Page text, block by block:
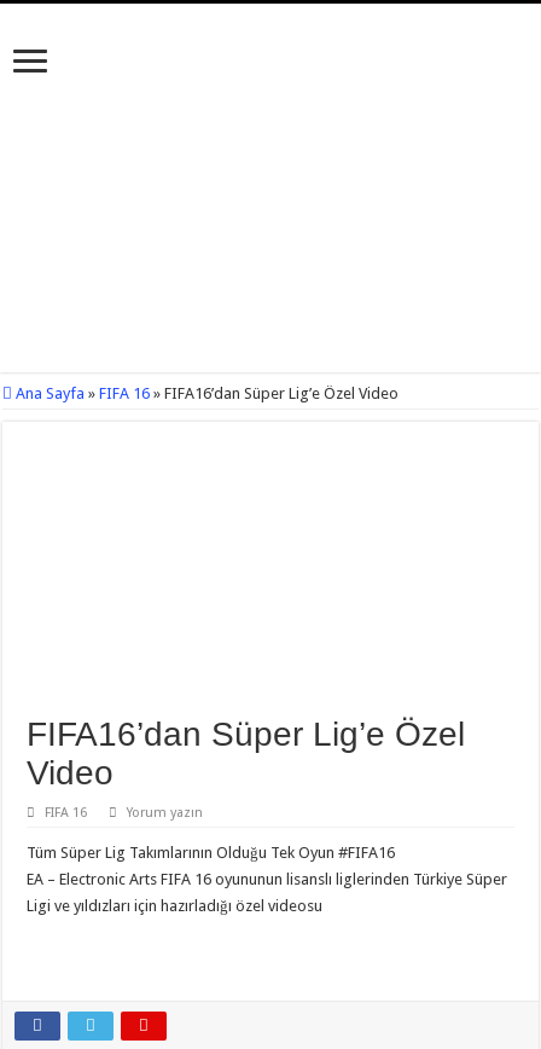
Ana Sayfa » FIFA 16 » FIFA16’dan Süper Lig’e Özel Video
FIFA16’dan Süper Lig’e Özel
Video
FIFA 16 Yorum yazın
Tüm Süper Lig Takımlarının Olduğu Tek Oyun ‪#‎FIFA16‬
EA – Electronic Arts FIFA 16 oyununun lisanslı liglerinden Türkiye Süper
Ligi ve yıldızları için hazırladığı özel videosu